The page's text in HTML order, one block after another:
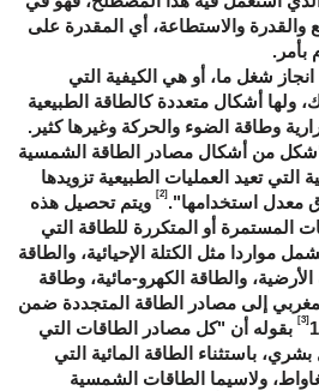
والقدرة والاستطاعة، أي المقدرة على
بأمر.
شغل ما، أو هي الكيفية التي
ولها أشكال متعددة كالطاقة الطبيعية
وطاقة الضوء والحركة وغيرها كثير.
"شكل من أشكال مصادر الطاقة الشمسية
التي تعيد العمليات الطبيعية تزويدها
معدل استخدامها".[2] ويتم تحصيل هذه
المستمرة أو المتكررة للطاقة التي
مواردا مثل الكتلة الإحيائية، والطاقة
والطاقة الكهرو-مائية، وطاقة
إلى مصادر الطاقة المتجددة ضمن
[3] بقوله أن "كل مصادر الطاقات التي
باستثناء الطاقة المائية التي
قدرتها المنشأة 30 ميغاواط، ولاسيما الطاقات الشمسية